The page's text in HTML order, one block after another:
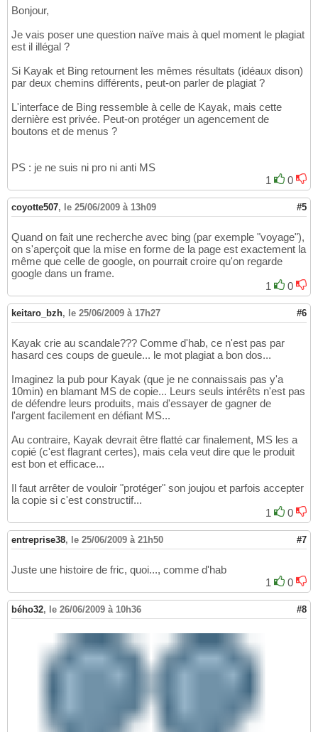
Bonjour,
Je vais poser une question naïve mais à quel moment le plagiat
est il illégal ?
Si Kayak et Bing retournent les mêmes résultats (idéaux dison)
par deux chemins différents, peut-on parler de plagiat ?
L'interface de Bing ressemble à celle de Kayak, mais cette
dernière est privée. Peut-on protéger un agencement de
boutons et de menus ?
PS : je ne suis ni pro ni anti MS
1
0
coyotte507, le 25/06/2009 à 13h09 #5
Quand on fait une recherche avec bing (par exemple "voyage"),
on s'aperçoit que la mise en forme de la page est exactement la
même que celle de google, on pourrait croire qu'on regarde
google dans un frame.
1
0
keitaro_bzh, le 25/06/2009 à 17h27 #6
Kayak crie au scandale??? Comme d'hab, ce n'est pas par
hasard ces coups de gueule... le mot plagiat a bon dos...
Imaginez la pub pour Kayak (que je ne connaissais pas y'a
10min) en blamant MS de copie... Leurs seuls intérêts n'est pas
de défendre leurs produits, mais d'essayer de gagner de
l'argent facilement en défiant MS...
Au contraire, Kayak devrait être flatté car finalement, MS les a
copié (c'est flagrant certes), mais cela veut dire que le produit
est bon et efficace...
Il faut arrêter de vouloir "protéger" son joujou et parfois accepter
la copie si c'est constructif...
1
0
entreprise38, le 25/06/2009 à 21h50 #7
Juste une histoire de fric, quoi..., comme d'hab
1
0
bého32, le 26/06/2009 à 10h36 #8